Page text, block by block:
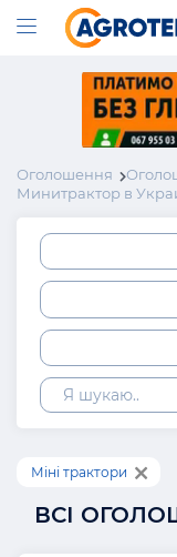
Оголошення
Минитрактор в
Міні трактори
ВСІ